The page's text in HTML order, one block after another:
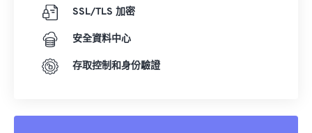
SSL/TLS 加密
安全資料中心
存取控制和身份驗證